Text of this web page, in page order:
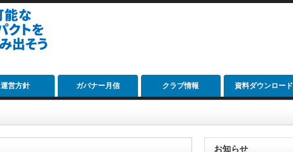
運営方針 ガバナー月信 クラブ情報 資料ダウンロード
お知らせ